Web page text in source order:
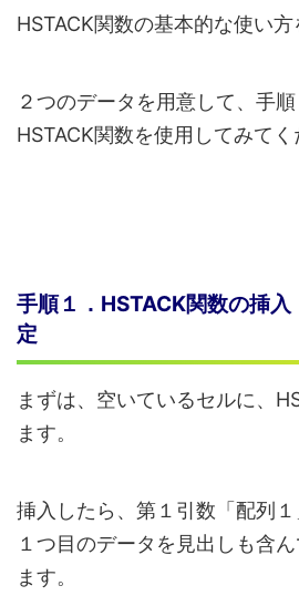
HSTACK関数の基本的な使い方
２つのデータを用意して、手順
HSTACK関数を使用してみてく
手順１．HSTACK関数の挿入
定
まずは、空いているセルに、
ます。
挿入したら、第１引数「配列１
１つ目のデータを見出しも含
ます。